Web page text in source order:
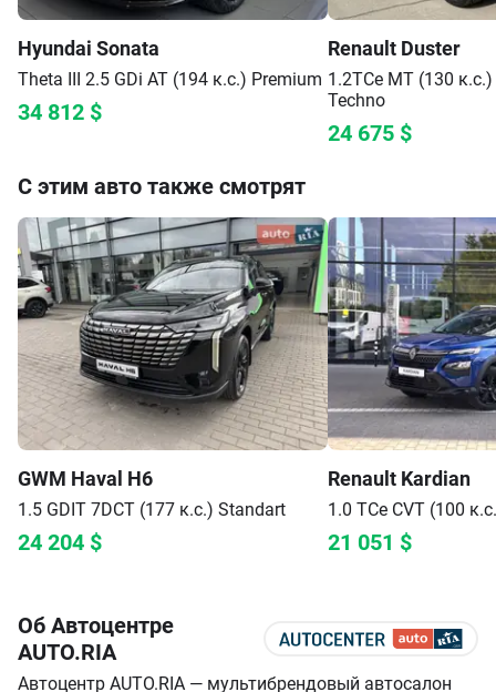
Hyundai Sonata
Theta III 2.5 GDi AT (194 к.с.) Premium
34 812 $
Renault Duster
1.2TCe MT (130
Techno
24 675 $
С этим авто также смотрят
GWM Haval H6
1.5 GDIT 7DCT (177 к.с.) Standart
24 204 $
Renault Kardian
1.0 TCe CVT (100
21 051 $
Об Автоцентре
AUTO.RIA
Автоцентр AUTO.RIA — мультибрендовый автосалон